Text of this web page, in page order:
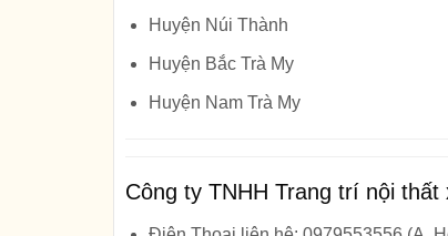
Huyện Núi Thành
Huyện Bắc Trà My
Huyện Nam Trà My
Công ty TNHH Trang trí nội thất